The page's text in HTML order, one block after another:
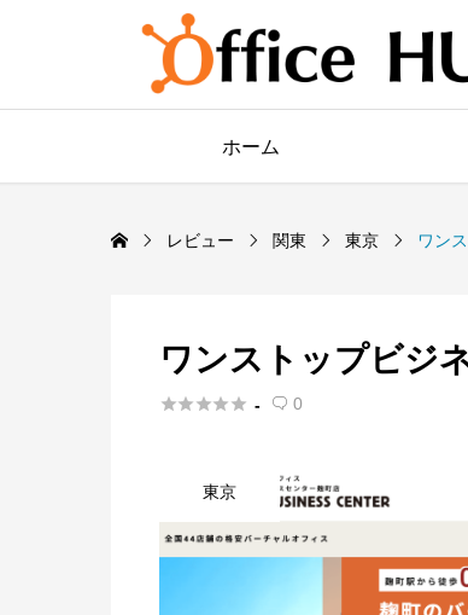
ホーム
レビュー 関東 東京 ワン
ワンストップビジ
 -  0
東京